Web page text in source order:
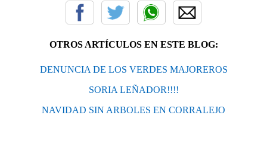
OTROS ARTÍCULOS EN ESTE BLOG:
DENUNCIA DE LOS VERDES MAJOREROS
SORIA LEÑADOR!!!!
NAVIDAD SIN ARBOLES EN CORRALEJO